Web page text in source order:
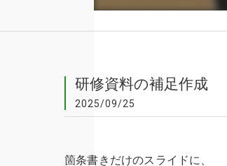
研修資料の補足作成
2025/09/25
箇条書きだけのスライドに、